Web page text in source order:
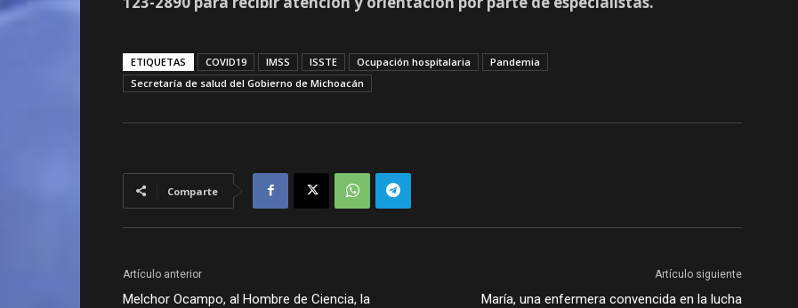
ETIQUETAS COVID19 IMSS ISSTE Ocupación hospitalaria
Pandemia
Secretaría de salud del Gobierno de Michoacán
Comparte
Artículo anterior
Melchor Ocampo, al Hombre de Ciencia, la
Artículo siguiente
María, una enfermera convencida en la lucha